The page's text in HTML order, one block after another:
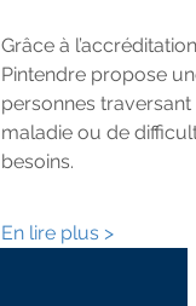
Grâce à
Pintendre propose
personnes traversant
maladie ou de
besoins.
En lire plus >